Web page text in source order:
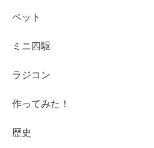
ペット
ミニ四駆
ラジコン
作ってみた！
歴史